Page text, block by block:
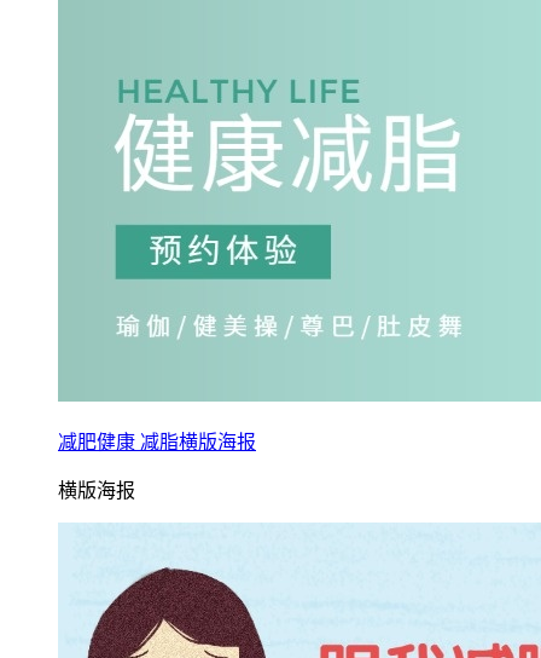
减肥健康 减脂横版海报
横版海报